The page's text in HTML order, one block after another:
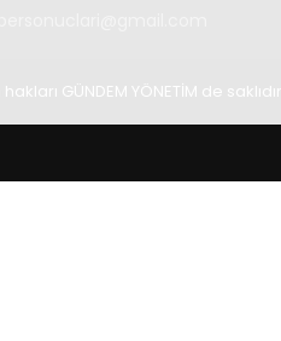
GÜNDEM YÖNETİM de saklıdır.